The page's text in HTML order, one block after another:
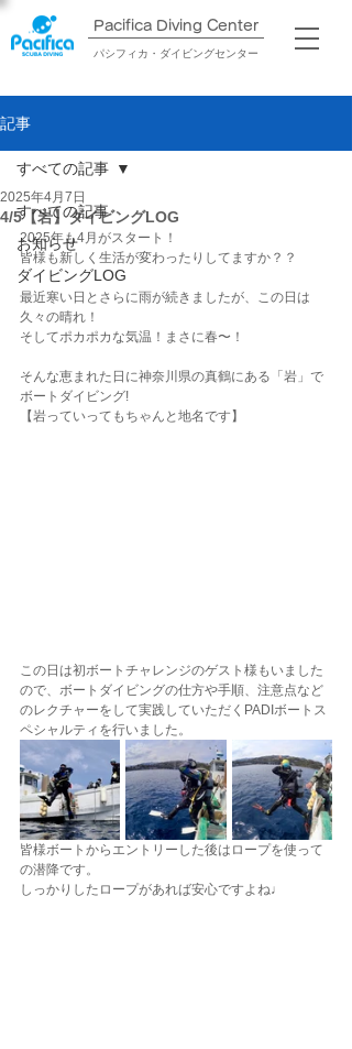
Pacifica Diving Center​
パシフィカ・ダイビングセンター
記事
すべての記事
お知らせ
ダイビングLOG
すべての記事
4/5【岩】ダイビングLOG
2025年4月7日
2025年も4月がスタート！
皆様も新しく生活が変わったりしてますか？？
最近寒い日とさらに雨が続きましたが、この日は
久々の晴れ！
そしてポカポカな気温！まさに春〜！
そんな恵まれた日に神奈川県の真鶴にある「岩」で
ボートダイビング!
【岩っていってもちゃんと地名です】
この日は初ボートチャレンジのゲスト様もいました
ので、ボートダイビングの仕方や手順、注意点など
のレクチャーをして実践していただくPADIボートス
ペシャルティを行いました。
皆様ボートからエントリーした後はロープを使って
の潜降です。
しっかりしたロープがあれば安心ですよね♩